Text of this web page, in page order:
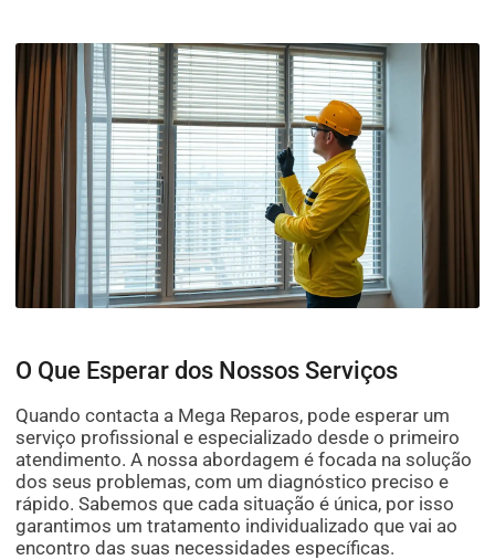
O Que Esperar dos Nossos Serviços
Quando contacta a Mega Reparos, pode esperar um
serviço profissional e especializado desde o primeiro
atendimento. A nossa abordagem é focada na solução
dos seus problemas, com um diagnóstico preciso e
rápido. Sabemos que cada situação é única, por isso
garantimos um tratamento individualizado que vai ao
encontro das suas necessidades específicas.